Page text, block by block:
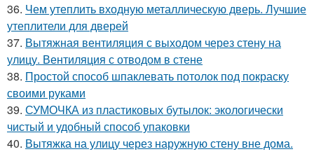
36. Чем утеплить входную металлическую дверь. Лучшие
утеплители для дверей
37. Вытяжная вентиляция с выходом через стену на
улицу. Вентиляция с отводом в стене
38. Простой способ шпаклевать потолок под покраску
своими руками
39. СУМОЧКА из пластиковых бутылок: экологически
чистый и удобный способ упаковки
40. Вытяжка на улицу через наружную стену вне дома.